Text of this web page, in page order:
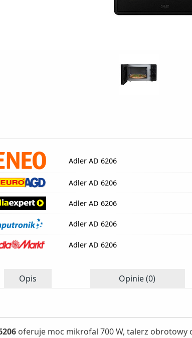
Adler AD 6206
Adler AD 6206
Adler AD 6206
Adler AD 6206
Adler AD 6206
Opis Opinie (0)
oferuje moc mikrofal 700 W, talerz obrotowy